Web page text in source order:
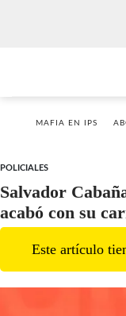
MAFIA EN IPS
POLICIALES
Salvador
acabó con su
Este artículo